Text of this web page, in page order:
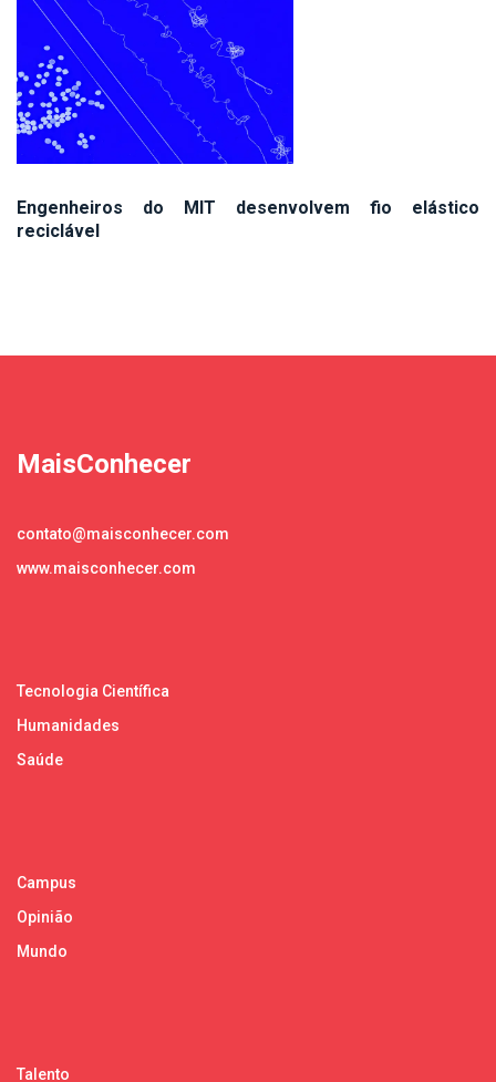
Engenheiros do MIT desenvolvem fio elástico
reciclável
MaisConhecer
contato@maisconhecer.com
www.maisconhecer.com
Tecnologia Científica
Humanidades
Saúde
Campus
Opinião
Mundo
Talento